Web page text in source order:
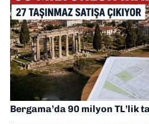
Bergama’da 90 milyon TL’lik